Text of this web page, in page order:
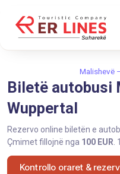
Malishevë
Biletë autobusi
Wuppertal
Rezervo online biletën e
Çmimet fillojnë nga 100 EUR
Kontrollo oraret &